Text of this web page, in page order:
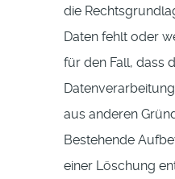
die
Daten fehlt oder
für den Fall, dass
aus anderen
Bestehende
einer Löschung